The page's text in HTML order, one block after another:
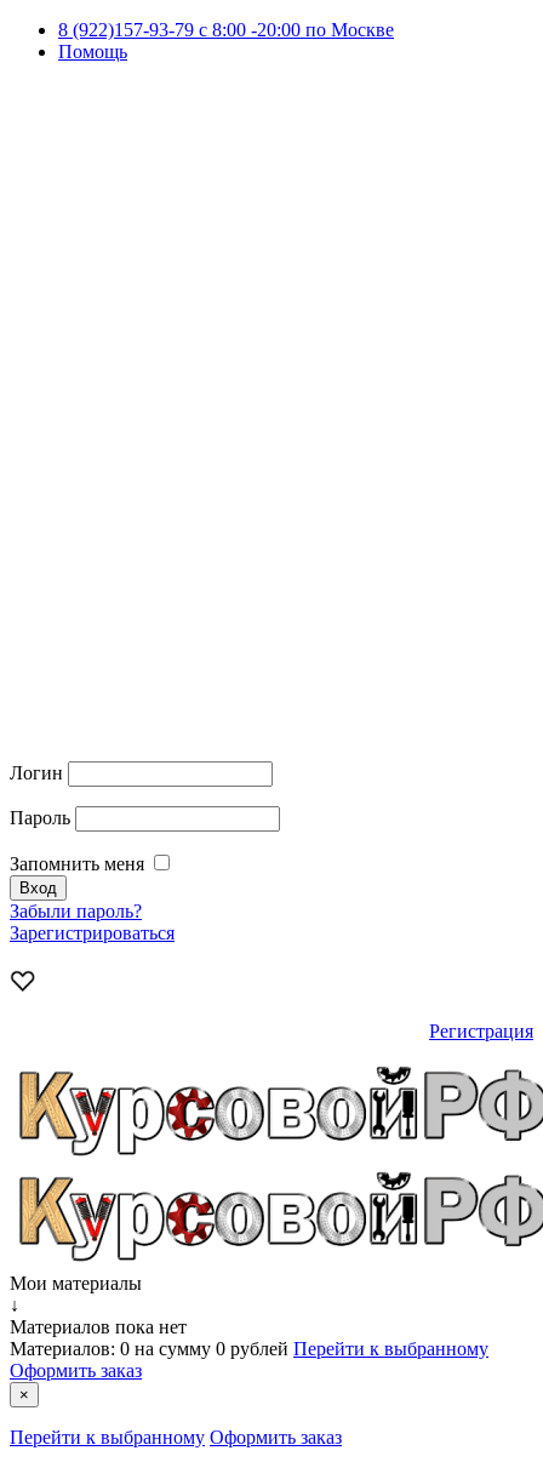
8 (922)157-93-79 c 8:00 -20:00 по Москве
Помощь
Логин
Пароль
Запомнить меня
Забыли пароль?
Зарегистрироваться
Регистрация
Мои материалы
↓
Материалов пока нет
Материалов: 0 на сумму 0 рублей Перейти к выбранному
Оформить заказ
×
Перейти к выбранному Оформить заказ